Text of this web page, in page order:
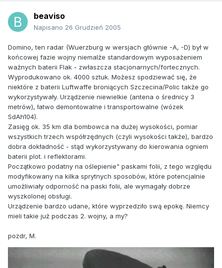
beaviso
Napisano 26 Grudzień 2005
Domino, ten radar (Wuerzburg w wersjach głównie -A, -D) był w
końcowej fazie wojny niemalże standardowym wyposażeniem
ważnych baterii Flak - zwłaszcza stacjonarnych/fortecznych.
Wyprodukowano ok. 4000 sztuk. Możesz spodziewać się, że
niektóre z baterii Luftwaffe broniących Szczecina/Polic także go
wykorzystywały. Urządzenie niewielkie (antena o średnicy 3
metrów), łatwo demontowalne i transportowalne (wózek
SdAh104).
Zasięg ok. 35 km dla bombowca na dużej wysokości, pomiar
wszystkich trzech współrzędnych (czyli wysokości także), bardzo
dobra dokładność - stąd wykorzystywany do kierowania ogniem
baterii plot. i reflektorami.
Początkowo podatny na oślepienie" paskami folii, z tego względu
modyfikowany na kilka sprytnych sposobów, które potencjalnie
umożliwiały odporność na paski folii, ale wymagały dobrze
wyszkolonej obsługi.
Urządzenie bardzo udane, które wyprzedziło swą epokę. Niemcy
mieli takie już podczas 2. wojny, a my?
pozdr, M.